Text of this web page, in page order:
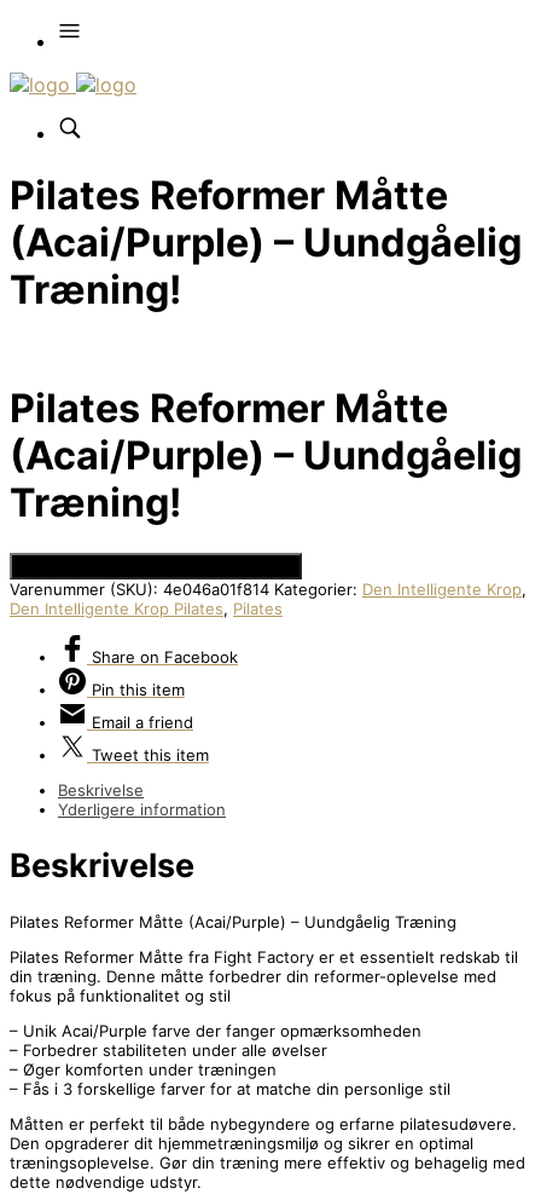
Pilates Reformer Måtte
(Acai/Purple) – Uundgåelig
Træning!
Pilates Reformer Måtte
(Acai/Purple) – Uundgåelig
Træning!
Varenummer (SKU): 4e046a01f814 Kategorier: Den Intelligente Krop,
Den Intelligente Krop Pilates, Pilates
Share on Facebook
Pin this item
Email a friend
Tweet this item
Beskrivelse
Yderligere information
Beskrivelse
Pilates Reformer Måtte (Acai/Purple) – Uundgåelig Træning
Pilates Reformer Måtte fra Fight Factory er et essentielt redskab til
din træning. Denne måtte forbedrer din reformer-oplevelse med
fokus på funktionalitet og stil
– Unik Acai/Purple farve der fanger opmærksomheden
– Forbedrer stabiliteten under alle øvelser
– Øger komforten under træningen
– Fås i 3 forskellige farver for at matche din personlige stil
Måtten er perfekt til både nybegyndere og erfarne pilatesudøvere.
Den opgraderer dit hjemmetræningsmiljø og sikrer en optimal
træningsoplevelse. Gør din træning mere effektiv og behagelig med
dette nødvendige udstyr.